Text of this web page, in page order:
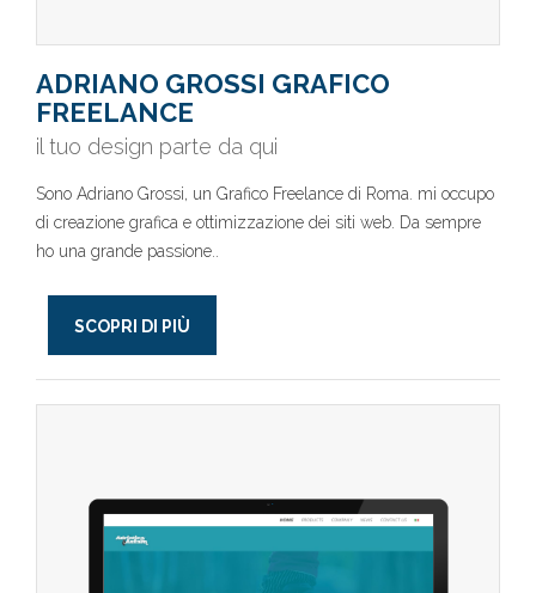
ADRIANO GROSSI GRAFICO
FREELANCE
il tuo design parte da qui
Sono Adriano Grossi, un Grafico Freelance di Roma. mi occupo
di creazione grafica e ottimizzazione dei siti web. Da sempre
ho una grande passione..
SCOPRI DI PIÙ